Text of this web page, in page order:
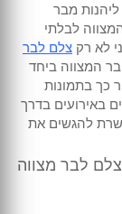
ליהנות מבר
לבלתי
לא רק צלם לבר
המצווה ביחד
כך בתמונות
באירועים בדרך
להגשים את
לבר מצווה